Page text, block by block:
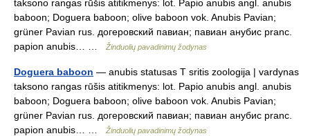
taksono rangas rūšis atitikmenys: lot. Papio anubis angl. anubis
baboon; Doguera baboon; olive baboon vok. Anubis Pavian;
grüner Pavian rus. догеровский павиан; павиан анубис pranc.
papion anubis… …
Žinduolių pavadinimų žodynas
Doguera baboon — anubis statusas T sritis zoologija | vardynas
taksono rangas rūšis atitikmenys: lot. Papio anubis angl. anubis
baboon; Doguera baboon; olive baboon vok. Anubis Pavian;
grüner Pavian rus. догеровский павиан; павиан анубис pranc.
papion anubis… …
Žinduolių pavadinimų žodynas